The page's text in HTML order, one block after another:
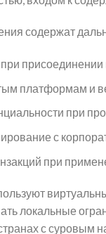
содержат
присоединении
платформам и
при
с
при
локальные
с суровым